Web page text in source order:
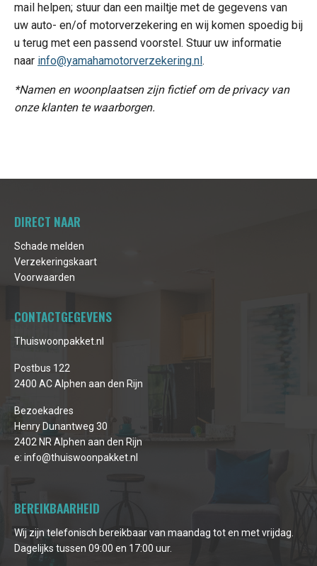
mail helpen; stuur dan een mailtje met de gegevens van
uw auto- en/of motorverzekering en wij komen spoedig bij
u terug met een passend voorstel. Stuur uw informatie
naar info@yamahamotorverzekering.nl .
*Namen en woonplaatsen zijn fictief om de privacy van
onze klanten te waarborgen.
DIRECT NAAR
Schade melden
Verzekeringskaart
Voorwaarden
CONTACTGEGEVENS
Thuiswoonpakket.nl
Postbus 122
2400 AC Alphen aan den Rijn
Bezoekadres
Henry Dunantweg 30
2402 NR Alphen aan den Rijn
e: info@thuiswoonpakket.nl
BEREIKBAARHEID
Wij zijn telefonisch bereikbaar van maandag tot en met vrijdag.
Dagelijks tussen 09:00 en 17:00 uur.